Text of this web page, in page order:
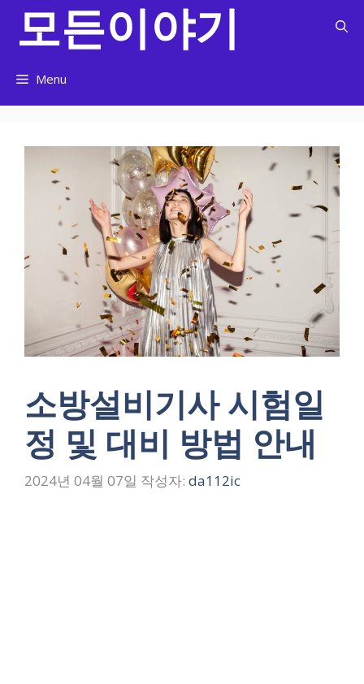
너
모든이야기
Menu
소방설비기사 시험일
정 및 대비 방법 안내
2024년 04월 07일 작성자: da112ic